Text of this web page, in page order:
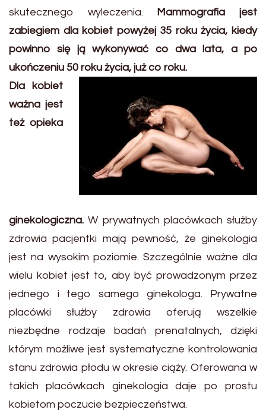
skutecznego wyleczenia. Mammografia jest
zabiegiem dla kobiet powyżej 35 roku życia, kiedy
powinno się ją wykonywać co dwa lata, a po
ukończeniu 50 roku życia, już co roku.
Dla kobiet
ważna jest
też opieka
ginekologiczna. W prywatnych placówkach służby
zdrowia pacjentki mają pewność, że ginekologia
jest na wysokim poziomie. Szczególnie ważne dla
wielu kobiet jest to, aby być prowadzonym przez
jednego i tego samego ginekologa. Prywatne
placówki służby zdrowia oferują wszelkie
niezbędne rodzaje badań prenatalnych, dzięki
którym możliwe jest systematyczne kontrolowania
stanu zdrowia płodu w okresie ciąży. Oferowana w
takich placówkach ginekologia daje po prostu
kobietom poczucie bezpieczeństwa.